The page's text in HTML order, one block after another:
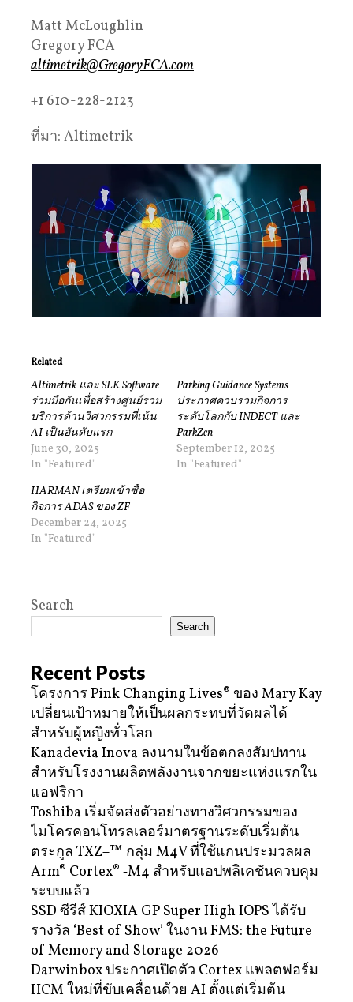
Matt McLoughlin
Gregory FCA
altimetrik@GregoryFCA.com
+1 610-228-2123
ที่มา: Altimetrik
Related
Altimetrik และ SLK Software
ร่วมมือกันเพื่อสร้างศูนย์รวม
บริการด้านวิศวกรรมที่เน้น
AI เป็นอันดับแรก
June 30, 2025
In "Featured"
Parking Guidance Systems
ประกาศควบรวมกิจการ
ระดับโลกกับ INDECT และ
ParkZen
September 12, 2025
In "Featured"
HARMAN เตรียมเข้าซื้อ
กิจการ ADAS ของ ZF
December 24, 2025
In "Featured"
Search
Search
Recent Posts
โครงการ Pink Changing Lives® ของ Mary Kay
เปลี่ยนเป้าหมายให้เป็นผลกระทบที่วัดผลได้
สำหรับผู้หญิงทั่วโลก
Kanadevia Inova ลงนามในข้อตกลงสัมปทาน
สำหรับโรงงานผลิตพลังงานจากขยะแห่งแรกใน
แอฟริกา
Toshiba เริ่มจัดส่งตัวอย่างทางวิศวกรรมของ
ไมโครคอนโทรลเลอร์มาตรฐานระดับเริ่มต้น
ตระกูล TXZ+™ กลุ่ม M4V ที่ใช้แกนประมวลผล
Arm® Cortex® ‑M4 สำหรับแอปพลิเคชันควบคุม
ระบบแล้ว
SSD ซีรีส์ KIOXIA GP Super High IOPS ได้รับ
รางวัล ‘Best of Show’ ในงาน FMS: the Future
of Memory and Storage 2026
Darwinbox ประกาศเปิดตัว Cortex แพลตฟอร์ม
HCM ใหม่ที่ขับเคลื่อนด้วย AI ตั้งแต่เริ่มต้น